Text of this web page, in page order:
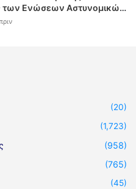
των Ενώσεων Αστυνομικών
και Θεσσαλονίκης
(20)
(1,723)
(958)
(765)
(45)